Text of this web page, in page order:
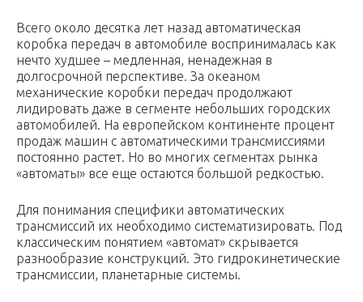
Всего около десятка лет назад автоматическая
коробка передач в автомобиле воспринималась как
нечто худшее – медленная, ненадежная в
долгосрочной перспективе. За океаном
механические коробки передач продолжают
лидировать даже в сегменте небольших городских
автомобилей. На европейском континенте процент
продаж машин с автоматическими трансмиссиями
постоянно растет. Но во многих сегментах рынка
«автоматы» все еще остаются большой редкостью.
Для понимания специфики автоматических
трансмиссий их необходимо систематизировать. Под
классическим понятием «автомат» скрывается
разнообразие конструкций. Это гидрокинетические
трансмиссии, планетарные системы.